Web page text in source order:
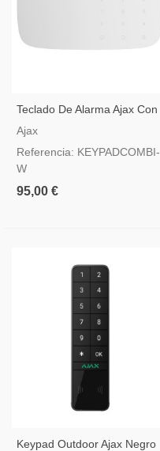
Teclado De Alarma Ajax Con
Sirena Y Lector De Etiquetas
Ajax
Referencia: KEYPADCOMBI-
W
95,00 €
Keypad Outdoor Ajax Negro